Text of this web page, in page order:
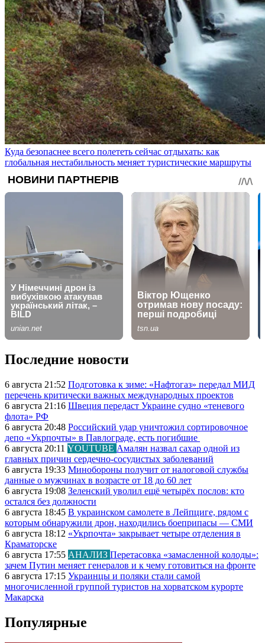
Куда безопаснее всего полететь сейчас отдыхать: как
глобальная нестабильность меняет туристические маршруты
Последние новости
6 августа 21:52 Подготовка к зиме: «Нафтогаз» передал МИД
перечень критически важных международных проектов
6 августа 21:16 Швеция передаст Украине судно «теневого
флота» РФ
6 августа 20:48 Российский удар уничтожил сортировочное
депо «Укрпочты» в Павлограде, есть погибшие
6 августа 20:11 YOUTUBE Амалян назвал сахар одной из
главных причин сердечно-сосудистых заболеваний
6 августа 19:33 Минобороны получит от налоговой службы
данные о мужчинах в возрасте от 18 до 60 лет
6 августа 19:08 Зеленский уволил ещё четырёх послов: кто
остался без должности
6 августа 18:45 В украинском самолете в Лейпциге, рядом с
которым обнаружили дрон, находились боеприпасы — СМИ
6 августа 18:12 «Укрпочта» закрывает четыре отделения в
Краматорске
6 августа 17:55 АНАЛИЗ Перетасовка «замасленной колоды»:
зачем Путин меняет генералов и к чему готовиться на фронте
6 августа 17:15 Украинцы и поляки стали самой
многочисленной группой туристов на хорватском курорте
Макарска
Популярные